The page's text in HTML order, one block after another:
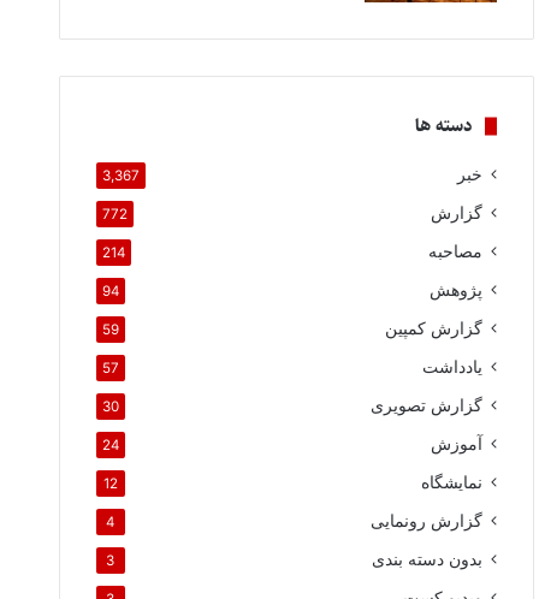
دسته ها
خبر 3,367
گزارش 772
مصاحبه 214
پژوهش 94
گزارش کمپین 59
یادداشت 57
گزارش تصویری 30
آموزش 24
نمایشگاه 12
گزارش رونمایی 4
بدون دسته بندی 3